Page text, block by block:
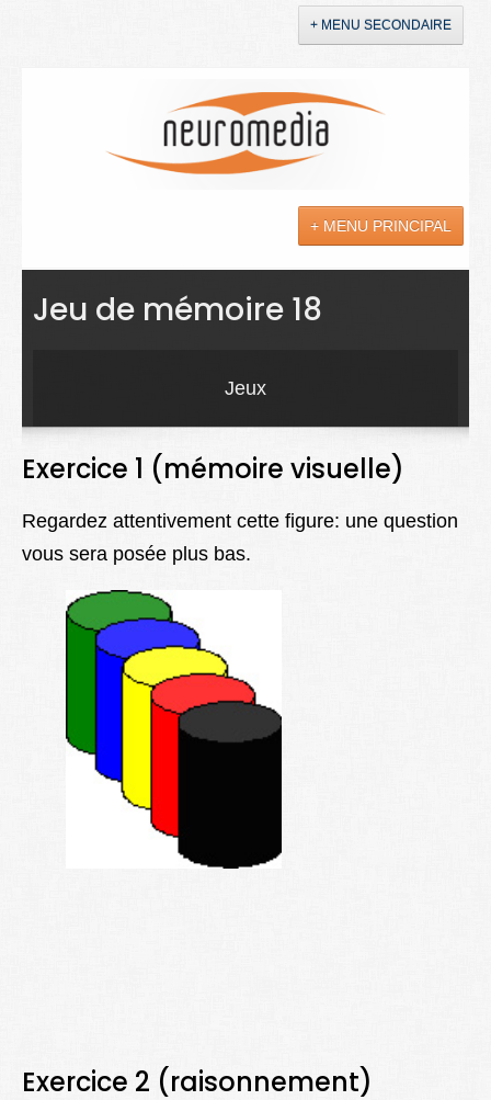
+ MENU SECONDAIRE
+ MENU PRINCIPAL
Actualités
Soins
Droit
Lexique
Better Health
Jeu de mémoire 18
Jeux
Exercice 1 (mémoire visuelle)
Regardez attentivement cette figure: une question
vous sera posée plus bas.
Exercice 2 (raisonnement)